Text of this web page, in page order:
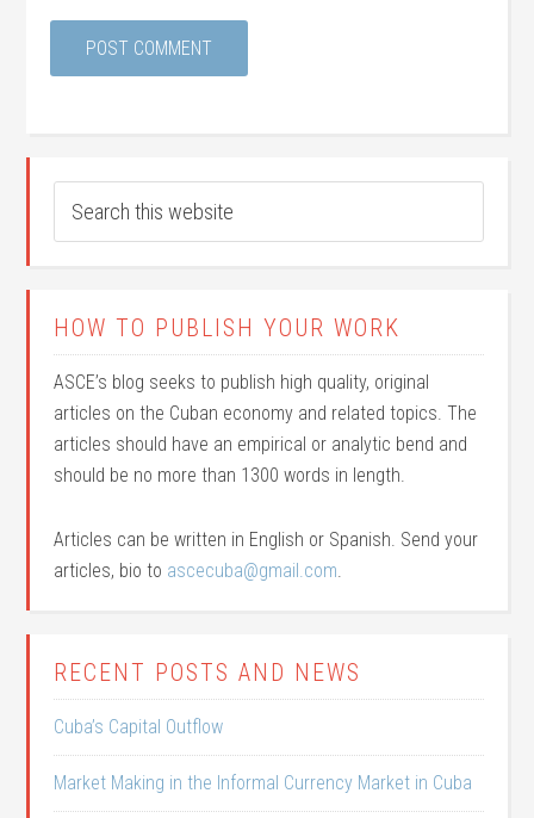
HOW TO PUBLISH YOUR WORK
ASCE’s blog seeks to publish high quality, original
articles on the Cuban economy and related topics. The
articles should have an empirical or analytic bend and
should be no more than 1300 words in length.
Articles can be written in English or Spanish. Send your
articles, bio to ascecuba@gmail.com.
RECENT POSTS AND NEWS
Cuba’s Capital Outflow
Market Making in the Informal Currency Market in Cuba